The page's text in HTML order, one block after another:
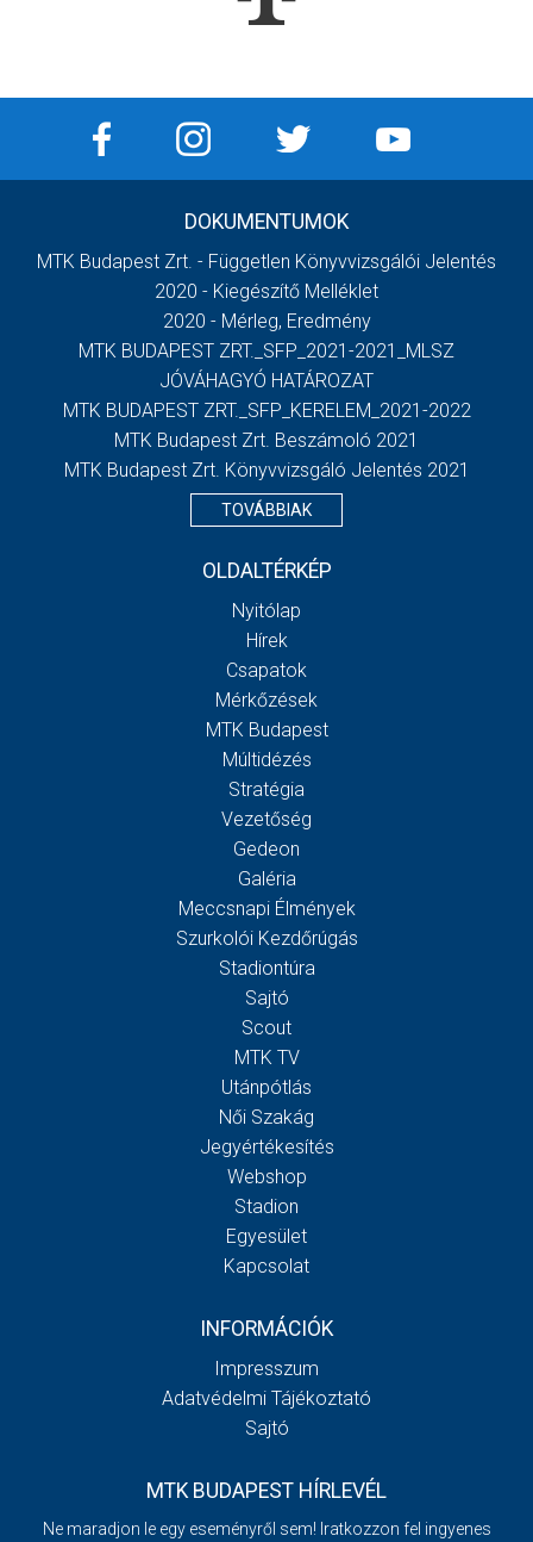
DOKUMENTUMOK
MTK Budapest Zrt. - Független Könyvvizsgálói Jelentés
2020 - Kiegészítő Melléklet
2020 - Mérleg, Eredmény
MTK BUDAPEST ZRT._SFP_2021-2021_MLSZ
JÓVÁHAGYÓ HATÁROZAT
MTK BUDAPEST ZRT._SFP_KERELEM_2021-2022
MTK Budapest Zrt. Beszámoló 2021
MTK Budapest Zrt. Könyvvizsgáló Jelentés 2021
TOVÁBBIAK
OLDALTÉRKÉP
Nyitólap
Hírek
Csapatok
Mérkőzések
MTK Budapest
Múltidézés
Stratégia
Vezetőség
Gedeon
Galéria
Meccsnapi Élmények
Szurkolói Kezdőrúgás
Stadiontúra
Sajtó
Scout
MTK TV
Utánpótlás
Női Szakág
Jegyértékesítés
Webshop
Stadion
Egyesület
Kapcsolat
INFORMÁCIÓK
Impresszum
Adatvédelmi Tájékoztató
Sajtó
MTK BUDAPEST HÍRLEVÉL
Ne maradjon le egy eseményről sem! Iratkozzon fel ingyenes